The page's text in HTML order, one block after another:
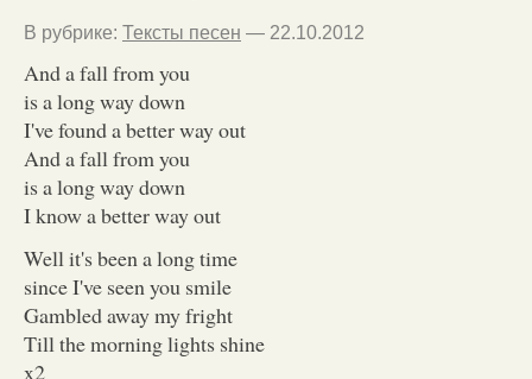
В рубрике: Тексты песен — 22.10.2012
And a fall from you
is a long way down
I've found a better way out
And a fall from you
is a long way down
I know a better way out
Well it's been a long time
since I've seen you smile
Gambled away my fright
Till the morning lights shine
x2